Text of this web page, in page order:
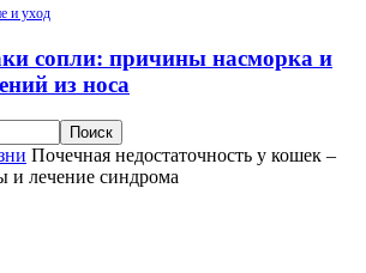
и уход
сопли: причины насморка и
из носа
Почечная недостаточность у кошек –
лечение синдрома